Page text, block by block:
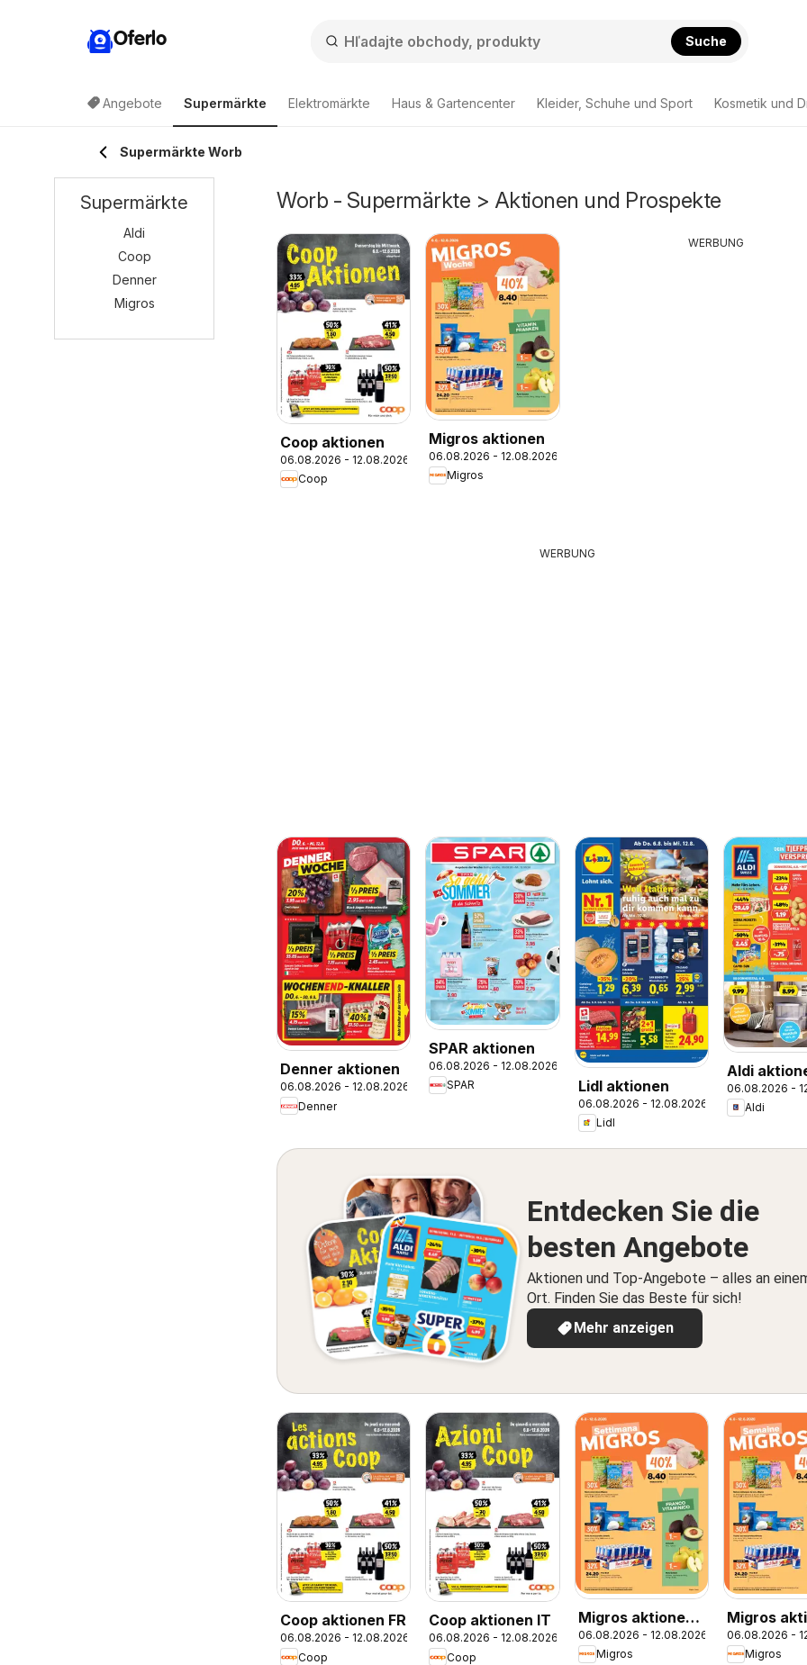
Oferlo Suche
Angebote Supermärkte Elektromärkte Haus & Gartencenter Kleider, Schuhe und Sport Kosmetik und
Supermärkte Worb
Worb - Supermärkte > Aktionen und Prospekte
Coop aktionen
06.08.2026 - 12.08.2026
Coop
Migros aktionen
06.08.2026 - 12.08.2026
Migros
WERBUNG
WERBUNG
Denner aktionen
06.08.2026 - 12.08.2026
Denner
SPAR aktionen
06.08.2026 - 12.08.2026
SPAR
Lidl aktionen
06.08.2026 - 12.08.2026
Lidl
Aldi
06.08.2026 -
Aldi
Entdecken Sie die
besten Angebote
Aktionen und Top-Angebote – alles an
Ort. Finden Sie das Beste für sich!
Mehr anzeigen
Coop aktionen FR
06.08.2026 - 12.08.2026
Coop
Coop aktionen IT
06.08.2026 - 12.08.2026
Coop
Migros aktionen
IT
06.08.2026 - 12.08.2026
Migros
Migros
FR
06.08.2026 -
Migros
Supermärkte
Aldi
Coop
Denner
Migros